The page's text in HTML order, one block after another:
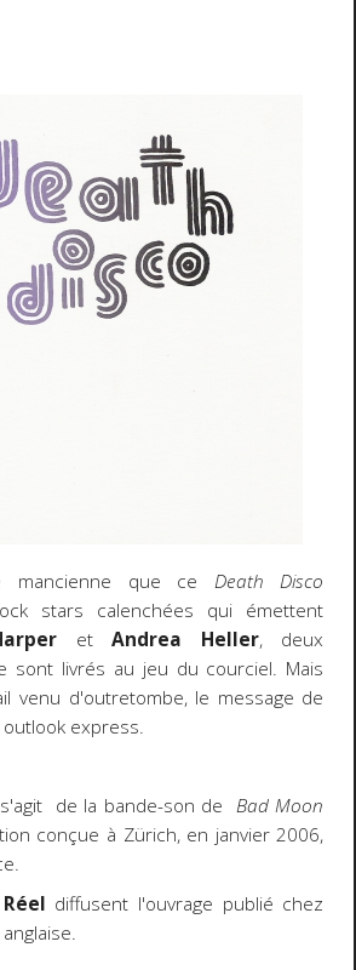
mancienne que ce Death Disco
stars calenchées qui émettent
etAndrea Heller, deux
sont livrés au jeu du courciel. Mais
venu d'outretombe, le message de
express.
de la bande-son de Bad Moon
conçue à Zürich, en janvier 2006,
diffusent l'ouvrage publié chez